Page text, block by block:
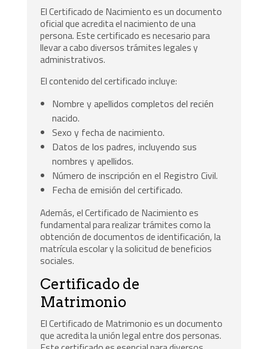
El Certificado de Nacimiento es un documento
oficial que acredita el nacimiento de una
persona. Este certificado es necesario para
llevar a cabo diversos trámites legales y
administrativos.
El contenido del certificado incluye:
Nombre y apellidos completos del recién
nacido.
Sexo y fecha de nacimiento.
Datos de los padres, incluyendo sus
nombres y apellidos.
Número de inscripción en el Registro Civil.
Fecha de emisión del certificado.
Además, el Certificado de Nacimiento es
fundamental para realizar trámites como la
obtención de documentos de identificación, la
matrícula escolar y la solicitud de beneficios
sociales.
Certificado de
Matrimonio
El Certificado de Matrimonio es un documento
que acredita la unión legal entre dos personas.